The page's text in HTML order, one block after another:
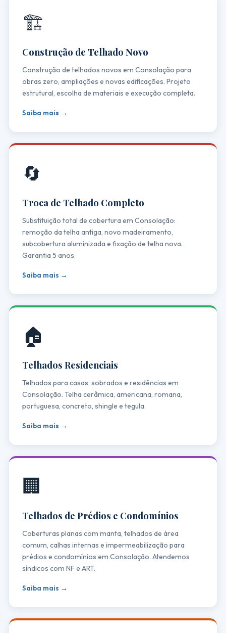
🏗️
Construção de Telhado Novo
Construção de telhados novos em Consolação para
obras zero, ampliações e novas edificações. Projeto
estrutural, escolha de materiais e execução completa.
Saiba mais →
🔄
Troca de Telhado Completo
Substituição total de cobertura em Consolação:
remoção da telha antiga, novo madeiramento,
subcobertura aluminizada e fixação de telha nova.
Garantia 5 anos.
Saiba mais →
🏠
Telhados Residenciais
Telhados para casas, sobrados e residências em
Consolação. Telha cerâmica, americana, romana,
portuguesa, concreto, shingle e tegula.
Saiba mais →
🏢
Telhados de Prédios e Condomínios
Coberturas planas com manta, telhados de área
comum, calhas internas e impermeabilização para
prédios e condomínios em Consolação. Atendemos
síndicos com NF e ART.
Saiba mais →